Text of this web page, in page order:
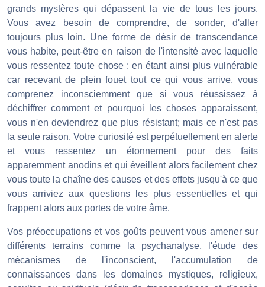
grands mystères qui dépassent la vie de tous les jours.
Vous avez besoin de comprendre, de sonder, d'aller
toujours plus loin. Une forme de désir de transcendance
vous habite, peut-être en raison de l'intensité avec laquelle
vous ressentez toute chose : en étant ainsi plus vulnérable
car recevant de plein fouet tout ce qui vous arrive, vous
comprenez inconsciemment que si vous réussissez à
déchiffrer comment et pourquoi les choses apparaissent,
vous n'en deviendrez que plus résistant; mais ce n'est pas
la seule raison. Votre curiosité est perpétuellement en alerte
et vous ressentez un étonnement pour des faits
apparemment anodins et qui éveillent alors facilement chez
vous toute la chaîne des causes et des effets jusqu'à ce que
vous arriviez aux questions les plus essentielles et qui
frappent alors aux portes de votre âme.
Vos préoccupations et vos goûts peuvent vous amener sur
différents terrains comme la psychanalyse, l'étude des
mécanismes de l'inconscient, l'accumulation de
connaissances dans les domaines mystiques, religieux,